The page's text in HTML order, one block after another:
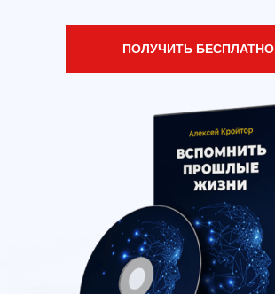
ПОЛУЧИТЬ БЕСПЛАТНО